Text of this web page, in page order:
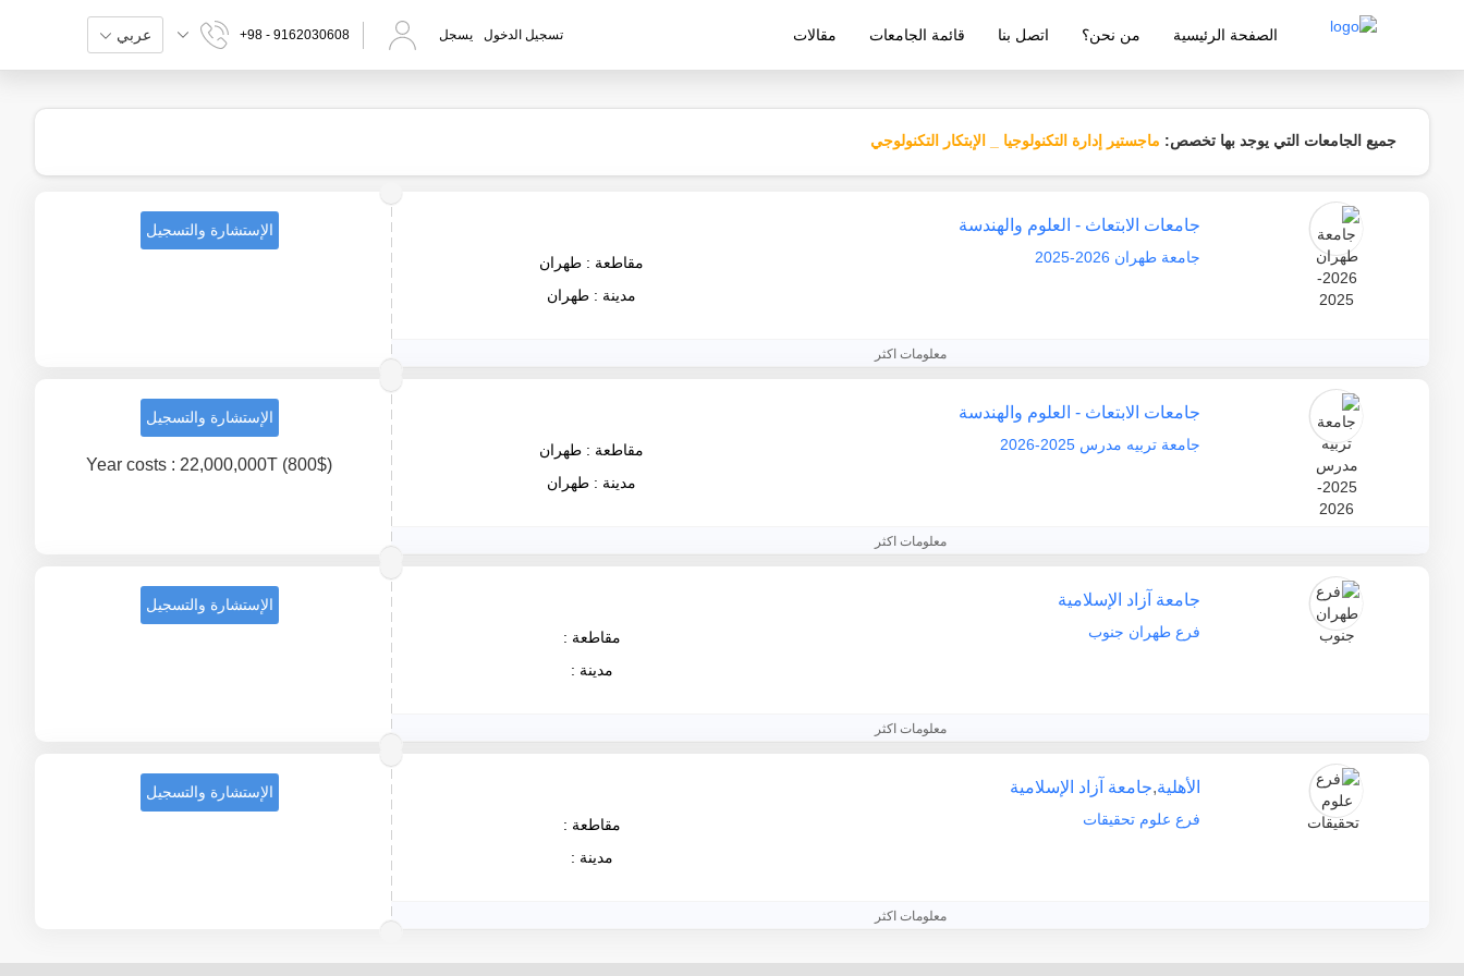
شركة معتمدة من قبل وزارة التربية والتعليم الإيرانية
الصفحة الرئيسية من نحن؟ اتصل بنا قائمة الجامعات مقالات تسجيل الدخول يسجل +98 - 9162030608 عربي
جميع الجامعات التي يوجد بها تخصص: ماجستير إدارة التكنولوجيا _ الإبتكار التكنولوجي
جامعات الابتعاث - العلوم والهندسة
جامعة طهران 2026-2025
مقاطعة : طهران
مدينة : طهران
معلومات اكثر
الإستشارة والتسجيل
جامعات الابتعاث - العلوم والهندسة
جامعة تربيه مدرس 2025-2026
مقاطعة : طهران
مدينة : طهران
معلومات اكثر
الإستشارة والتسجيل
Year costs : 22,000,000T (800$)
جامعة آزاد الإسلامية
فرع طهران جنوب
مقاطعة :
مدينة :
معلومات اكثر
الإستشارة والتسجيل
الأهلية,جامعة آزاد الإسلامية
فرع علوم تحقيقات
مقاطعة :
مدينة :
معلومات اكثر
الإستشارة والتسجيل